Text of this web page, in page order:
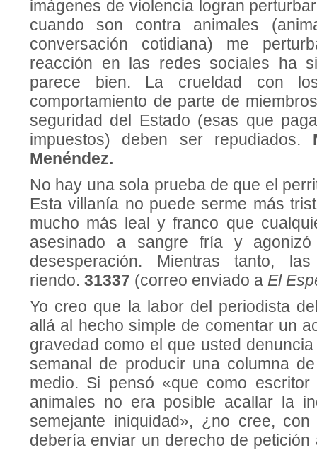
imágenes de violencia logran
cuando son contra animales
conversación cotidiana) me
reacción en las redes sociales ha
parece bien. La crueldad con
comportamiento de parte de
seguridad del Estado (esas que
impuestos) deben ser repudiados.
Menéndez.
No hay una sola prueba de que el
Esta villanía no puede serme más
mucho más leal y franco que
asesinado a sangre fría y
desesperación. Mientras tanto,
riendo. 31337 (correo enviado a El
Yo creo que la labor del periodista
allá al hecho simple de comentar un
gravedad como el que usted
semanal de producir una columna
medio. Si pensó «que como
animales no era posible acallar la
semejante iniquidad», ¿no cree,
debería enviar un derecho de petición